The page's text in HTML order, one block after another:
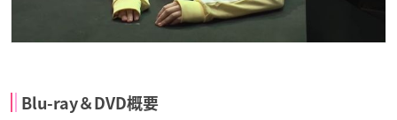
Blu-ray＆DVD概要